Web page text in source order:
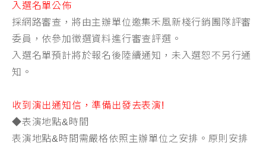
入選名單公佈
採網路審查，將由主辦單位邀集禾風新棧行銷團隊評審
委員，依參加徵選資料進行審查評選。
入選名單預計將於報名後陸續通知，未入選恕不另行通
知。
收到演出通知信，準備出發去表演!
◆表演地點& 時間
表演地點& 時間需嚴格依照主辦單位之安排。原則安排